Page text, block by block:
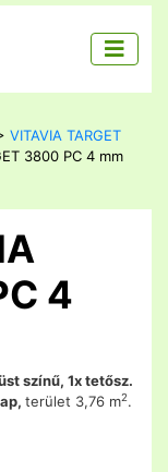
VITAVIA TARGET
3800 PC 4 mm
4
színű, 1x tetősz.
terület 3,76 m2.